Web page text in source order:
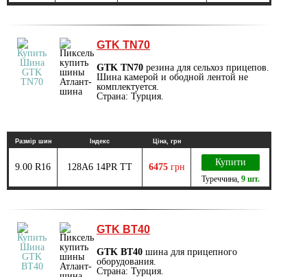
GTK TN70
GTK TN70 резина для сельхоз прицепов.
Шина камерой и ободной лентой не
комплектуется.
Страна: Турция.
Размір шин Індекс Ціна, грн
9.00 R16 128A6 14PR TT 6475 грн Купити
Туреччина, 9 шт.
GTK BT40
GTK BT40 шина для прицепного
оборудования.
Страна: Турция.